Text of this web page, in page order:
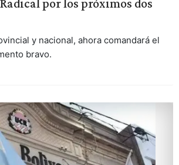
por los próximos dos
y nacional, ahora comandará el
bravo.